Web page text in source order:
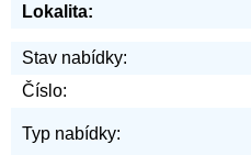
Lokalita:
Stav nabídky:
Číslo:
Typ nabídky: